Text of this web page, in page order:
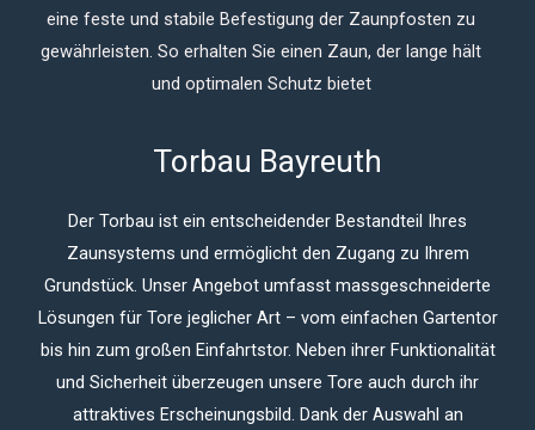
eine feste und stabile Befestigung der Zaunpfosten zu
gewährleisten. So erhalten Sie einen Zaun, der lange hält
und optimalen Schutz bietet
Torbau Bayreuth
Der Torbau ist ein entscheidender Bestandteil Ihres
Zaunsystems und ermöglicht den Zugang zu Ihrem
Grundstück. Unser Angebot umfasst massgeschneiderte
Lösungen für Tore jeglicher Art – vom einfachen Gartentor
bis hin zum großen Einfahrtstor. Neben ihrer Funktionalität
und Sicherheit überzeugen unsere Tore auch durch ihr
attraktives Erscheinungsbild. Dank der Auswahl an